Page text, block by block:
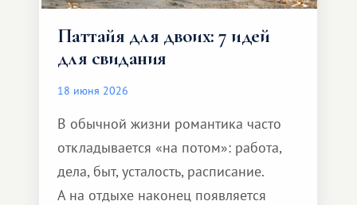
Паттайя для двоих: 7 идей
для свидания
18 июня 2026
В обычной жизни романтика часто
откладывается «на потом»: работа,
дела, быт, усталость, расписание.
А на отдыхе наконец появляется